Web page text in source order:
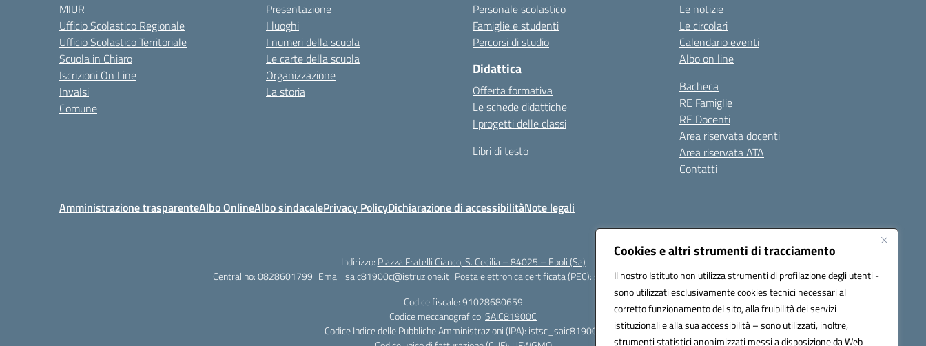
Cookies e altri strumenti di tracciamento
Il nostro Istituto non utilizza strumenti di profilazione degli utenti -
sono utilizzati esclusivamente cookies tecnici necessari al
corretto funzionamento del sito, alla fruibilità dei servizi
istituzionali e alla sua accessibilità – sono utilizzati, inoltre,
strumenti statistici anonimizzati messi a disposizione da Web
MIUR
Ufficio Scolastico Regionale
Ufficio Scolastico Territoriale
Scuola in Chiaro
Iscrizioni On Line
Invalsi
Comune
Presentazione
I luoghi
I numeri della scuola
Le carte della scuola
Organizzazione
La storia
Personale scolastico
Famiglie e studenti
Percorsi di studio
Didattica
Offerta formativa
Le schede didattiche
I progetti delle classi
Libri di testo
Le notizie
Le circolari
Calendario eventi
Albo on line
Bacheca
RE Famiglie
RE Docenti
Area riservata docenti
Area riservata ATA
Contatti
Amministrazione trasparenteAlbo OnlineAlbo sindacalePrivacy PolicyDichiarazione di accessibilitàNote legali
Indirizzo: Piazza Fratelli Cianco, S. Cecilia – 84025 – Eboli (Sa)
Centralino:0828601799 Email:saic81900c@istruzione.it Posta elettronica certificata (PEC):saic81900c@pec.istruzione.it
Codice fiscale: 91028680659
Codice meccanografico:SAIC81900C
Codice Indice delle Pubbliche Amministrazioni (IPA): istsc_saic81900c